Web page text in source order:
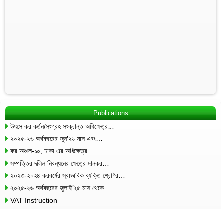
Publications
উৎসে কর কর্তন/সংগ্রহ সংক্রান্ত অধিক্ষেত্র…
২০২৫-২৬ অর্থবছরের জুন’২৬ মাস এবং…
কর অঞ্চল-১০, ঢাকা এর অধিক্ষেত্র…
সম্পত্তির দলিল নিবন্ধনের ক্ষেত্রে দানকর…
২০২৩-২০২৪ করবর্ষের স্বাভাবিক ব্যক্তি শ্রেণির…
২০২৫-২৬ অর্থবছরের জুলাই’২৫ মাস থেকে…
VAT Instruction